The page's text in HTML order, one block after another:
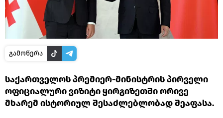
გამოწერა
საქართველოს პრემიერ-მინისტრის პირველი
ოფიციალური ვიზიტი ყირგიზეთში ორივე
მხარემ ისტორიულ შესაძლებლობად შეაფასა.